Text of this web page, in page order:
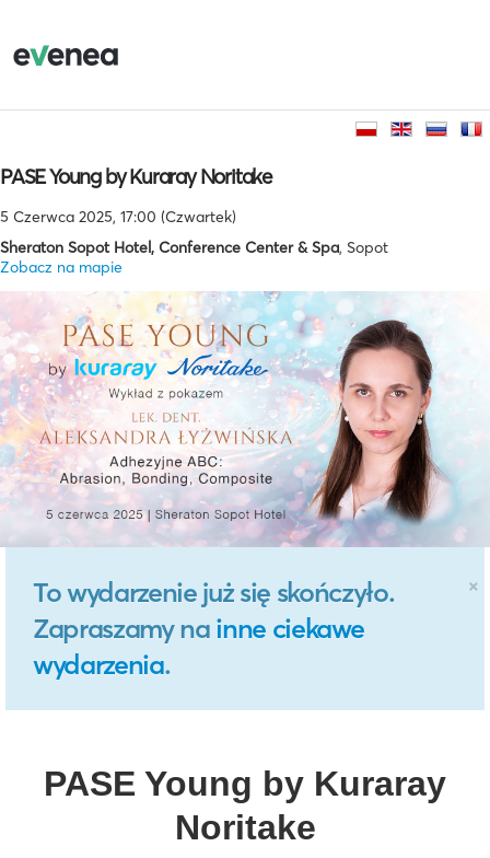
PASE Young by Kuraray Noritake
5 Czerwca 2025, 17:00 (Czwartek)
Sheraton Sopot Hotel, Conference Center & Spa, Sopot
Zobacz na mapie
×
To wydarzenie już się skończyło.
Zapraszamy na inne ciekawe
wydarzenia.
PASE Young by Kuraray
Noritake